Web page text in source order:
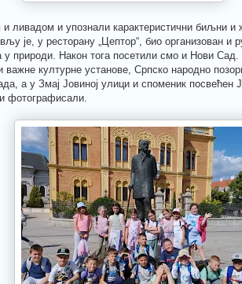
и упознали карактеристични биљни и
је, у ресторану „Цептор“, био организован и
у природи. Након тога посетили смо и Нови
важне културне установе, Српско народно
а у Змај Јовиној улици и споменик посвећен
фотографисали.